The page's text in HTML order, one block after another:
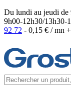
Du lundi au jeudi de
9h00-12h30/13h30-
92 72 - 0,15 € / mn